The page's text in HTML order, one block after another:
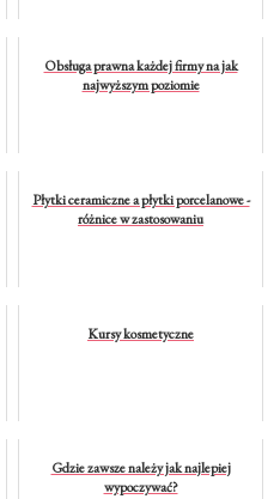
Obsługa prawna każdej firmy na jak
najwyższym poziomie
Płytki ceramiczne a płytki porcelanowe -
różnice w zastosowaniu
Kursy kosmetyczne
Gdzie zawsze należy jak najlepiej
wypoczywać?